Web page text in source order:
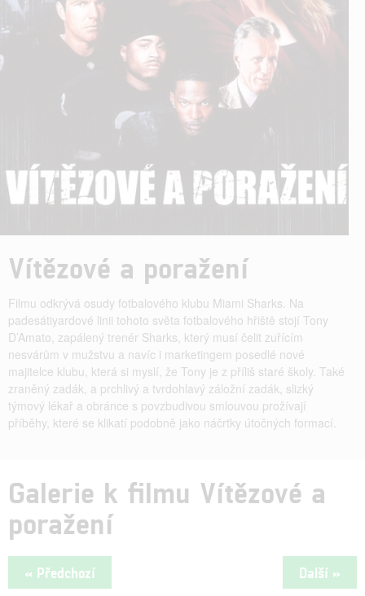
Vítězové a poražení
Filmu odkrývá osudy fotbalového klubu Miami Sharks. Na
padesátiyardové linii tohoto světa fotbalového hřiště stojí Tony
D’Amato, zapálený trenér Sharks, který musí čelit zuřícím
nesvárům v mužstvu a navíc i marketingem posedlé nové
majitelce klubu, která si myslí, že Tony je z příliš staré školy. Také
zraněný zadák, a prchlivý a tvrdohlavý záložní zadák, slizký
týmový lékař a obránce s povzbudivou smlouvou prožívají
příběhy, které se klikatí podobně jako náčrtky útočných formací.
Galerie k filmu Vítězové a
poražení
« Předchozí Další »